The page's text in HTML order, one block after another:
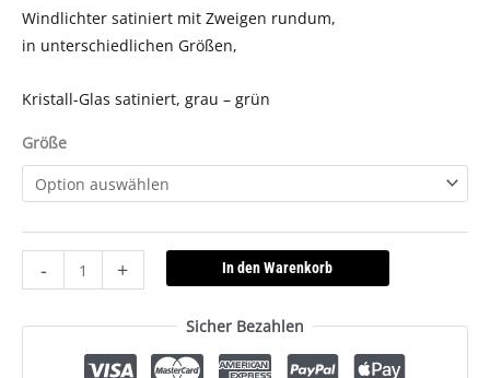
Windlichter satiniert mit Zweigen rundum,
in unterschiedlichen Größen,
Kristall-Glas satiniert, grau – grün
Größe
- + In den Warenkorb
Sicher Bezahlen